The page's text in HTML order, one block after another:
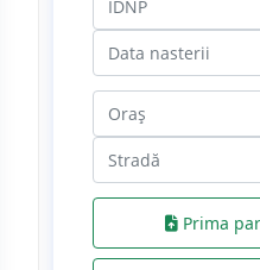
Prima